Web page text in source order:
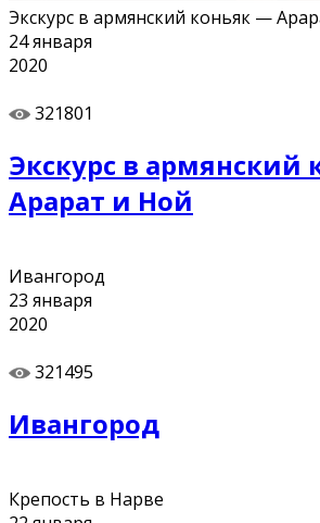
Экскурс в армянский коньяк —
24января
2020
321801
Экскурс в армянский
Арарат и Ной
Ивангород
23 января
2020
321495
Ивангород
Крепость в Нарве